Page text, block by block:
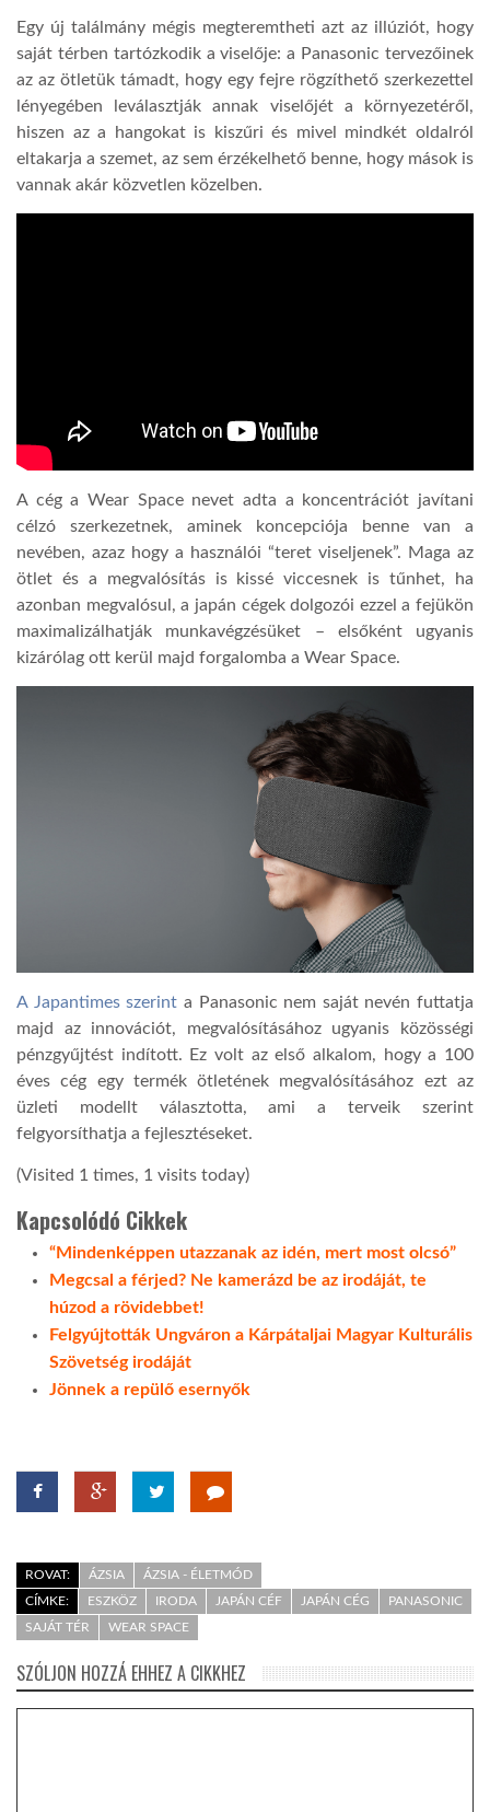
AFRIKA TUDÁSTÁR
A NAP SZÉPE
LINKTR.EE
GLOBOBOOK
Egy új találmány mégis megteremtheti azt az illúziót, hogy
saját térben tartózkodik a viselője: a Panasonic tervezőinek
az az ötletük támadt, hogy egy fejre rögzíthető szerkezettel
lényegében leválasztják annak viselőjét a környezetéről,
hiszen az a hangokat is kiszűri és mivel mindkét oldalról
eltakarja a szemet, az sem érzékelhető benne, hogy mások is
vannak akár közvetlen közelben.
A cég a Wear Space nevet adta a koncentrációt javítani
célzó szerkezetnek, aminek koncepciója benne van a
nevében, azaz hogy a használói “teret viseljenek”. Maga az
ötlet és a megvalósítás is kissé viccesnek is tűnhet, ha
azonban megvalósul, a japán cégek dolgozói ezzel a fejükön
maximalizálhatják munkavégzésüket – elsőként ugyanis
kizárólag ott kerül majd forgalomba a Wear Space.
A Japantimes szerint a Panasonic nem saját nevén futtatja
majd az innovációt, megvalósításához ugyanis közösségi
pénzgyűjtést indított. Ez volt az első alkalom, hogy a 100
éves cég egy termék ötletének megvalósításához ezt az
üzleti modellt választotta, ami a terveik szerint
felgyorsíthatja a fejlesztéseket.
(Visited 1 times, 1 visits today)
Kapcsolódó Cikkek
“Mindenképpen utazzanak az idén, mert most olcsó”
Megcsal a férjed? Ne kamerázd be az irodáját, te
húzod a rövidebbet!
Felgyújtották Ungváron a Kárpátaljai Magyar Kulturális
Szövetség irodáját
Jönnek a repülő esernyők
ROVAT: ÁZSIA
ÁZSIA - ÉLETMÓD
CÍMKE:
ESZKÖZ IRODA JAPÁN CÉF JAPÁN CÉG
PANASONIC
SAJÁT TÉR
WEAR SPACE
SZÓLJON HOZZÁ EHHEZ A CIKKHEZ